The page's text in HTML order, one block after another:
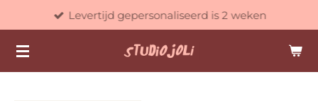
naar
de
Levertijd gepersonaliseerd is 2 weken